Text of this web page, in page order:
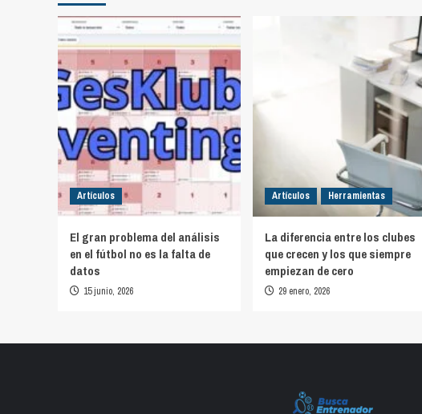
Artículos
El gran problema del análisis
en el fútbol no es la falta de
datos
15 junio, 2026
Artículos Herramientas
La diferencia entre los clubes
que crecen y los que siempre
empiezan de cero
29 enero, 2026